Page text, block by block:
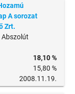
A sorozat
Zrt.
18,10 %
15,80 %
2008.11.19.